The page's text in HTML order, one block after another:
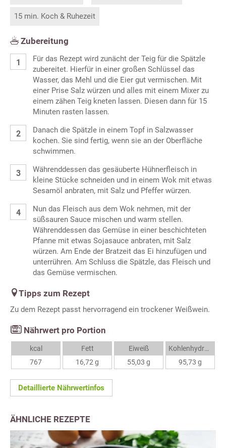
15 min. Koch & Ruhezeit
Zubereitung
Für das Rezept wird zunächt der Teig für die Spätzle
zubereitet. Hierfür in einer großen Schlüssel das
Wasser, das Mehl und die Eier gut vermischen. Mit
einer Prise Salz würzen und alles mit einem Mixer zu
einem zähen Teig kneten lassen. Diesen dann für 15
Minuten rasten lassen.
Danach die Spätzle in einem Topf in Salzwasser
kochen. Sie sind fertig, wenn sie an der Oberfläche
schwimmen.
Währenddessen das gesäuberte Hühnerfleisch in
kleine Stücke schneiden und in einem Wok mit etwas
Sesamöl anbraten, mit Salz und Pfeffer würzen.
Nun das Fleisch aus dem Wok nehmen, mit der
süßsauren Sauce mischen und warm stellen.
Währenddessen das Gemüse in einer beschichteten
Pfanne mit etwas Sojasauce anbraten, mit Salz
würzen. Am Ende der Bratzeit das Ei hinzufügen und
unterrühren. Am Schluss die Spätzle, das Fleisch und
das Gemüse vermischen.
Tipps zum Rezept
Zu dem Rezept passt hervorragend ein trockener Weißwein.
Nährwert pro Portion
kcal
767
Fett
16,72 g
Eiweiß
55,03 g
Kohlenhydrate
95,73 g
Detaillierte Nährwertinfos
ÄHNLICHE REZEPTE